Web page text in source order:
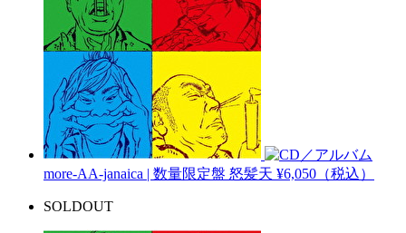
more-AA-janaica | 数量限定盤 怒髪天 ¥6,050（税込）
SOLDOUT